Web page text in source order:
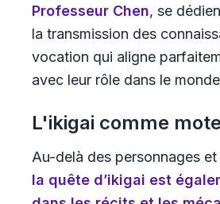
Professeur Chen, se
la transmission des
vocation qui aligne
avec leur rôle dans le
L'ikigai comme
Au-delà des personnages
la quête d’ikigai est